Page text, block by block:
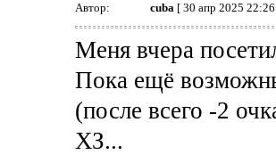
Автор: cuba[ 30 апр 2025
Меня вчера
Пока ещё
(после всего -2
ХЗ...